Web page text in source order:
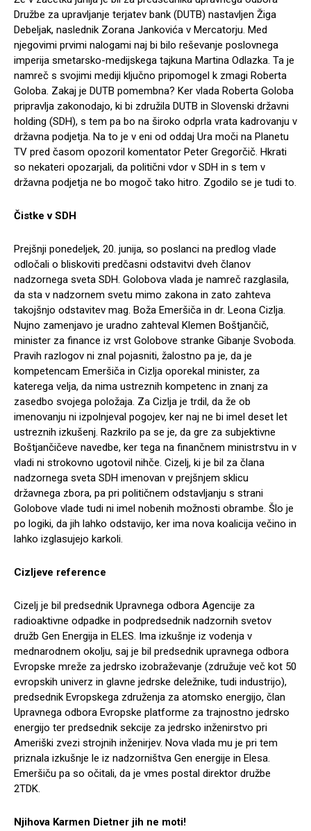
Družbe za upravljanje terjatev bank (DUTB) nastavljen Žiga
Debeljak, naslednik Zorana Jankovića v Mercatorju. Med
njegovimi prvimi nalogami naj bi bilo reševanje poslovnega
imperija smetarsko-medijskega tajkuna Martina Odlazka. Ta je
namreč s svojimi mediji ključno pripomogel k zmagi Roberta
Goloba. Zakaj je DUTB pomembna? Ker vlada Roberta Goloba
pripravlja zakonodajo, ki bi združila DUTB in Slovenski državni
holding (SDH), s tem pa bo na široko odprla vrata kadrovanju v
državna podjetja. Na to je v eni od oddaj Ura moči na Planetu
TV pred časom opozoril komentator Peter Gregorčič. Hkrati
so nekateri opozarjali, da politični vdor v SDH in s tem v
državna podjetja ne bo mogoč tako hitro. Zgodilo se je tudi to.
Čistke v SDH
Prejšnji ponedeljek, 20. junija, so poslanci na predlog vlade
odločali o bliskoviti predčasni odstavitvi dveh članov
nadzornega sveta SDH. Golobova vlada je namreč razglasila,
da sta v nadzornem svetu mimo zakona in zato zahteva
takojšnjo odstavitev mag. Boža Emeršiča in dr. Leona Cizlja.
Nujno zamenjavo je uradno zahteval Klemen Boštjančič,
minister za finance iz vrst Golobove stranke Gibanje Svoboda.
Pravih razlogov ni znal pojasniti, žalostno pa je, da je
kompetencam Emeršiča in Cizlja oporekal minister, za
katerega velja, da nima ustreznih kompetenc in znanj za
zasedbo svojega položaja. Za Cizlja je trdil, da že ob
imenovanju ni izpolnjeval pogojev, ker naj ne bi imel deset let
ustreznih izkušenj. Razkrilo pa se je, da gre za subjektivne
Boštjančičeve navedbe, ker tega na finančnem ministrstvu in v
vladi ni strokovno ugotovil nihče. Cizelj, ki je bil za člana
nadzornega sveta SDH imenovan v prejšnjem sklicu
državnega zbora, pa pri političnem odstavljanju s strani
Golobove vlade tudi ni imel nobenih možnosti obrambe. Šlo je
po logiki, da jih lahko odstavijo, ker ima nova koalicija večino in
lahko izglasujejo karkoli.
Cizljeve reference
Cizelj je bil predsednik Upravnega odbora Agencije za
radioaktivne odpadke in podpredsednik nadzornih svetov
družb Gen Energija in ELES. Ima izkušnje iz vodenja v
mednarodnem okolju, saj je bil predsednik upravnega odbora
Evropske mreže za jedrsko izobraževanje (združuje več kot 50
evropskih univerz in glavne jedrske deležnike, tudi industrijo),
predsednik Evropskega združenja za atomsko energijo, član
Upravnega odbora Evropske platforme za trajnostno jedrsko
energijo ter predsednik sekcije za jedrsko inženirstvo pri
Ameriški zvezi strojnih inženirjev. Nova vlada mu je pri tem
priznala izkušnje le iz nadzorništva Gen energije in Elesa.
Emeršiču pa so očitali, da je vmes postal direktor družbe
2TDK.
Njihova Karmen Dietner jih ne moti!